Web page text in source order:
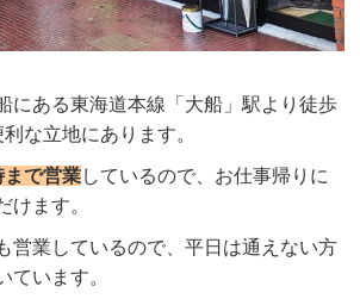
にある東海道本線「大船」駅より徒歩
な立地にあります。
まで営業しているので、お仕事帰りに
けます。
営業しているので、平日は通えない方
ています。